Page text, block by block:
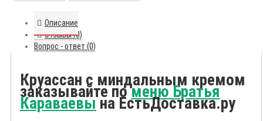
Описание
Отзывы (0)
Вопрос - ответ (0)
Круассан с миндальным кремом
заказывайте поменю Братья
Караваевына ЕстьДоставка.ру